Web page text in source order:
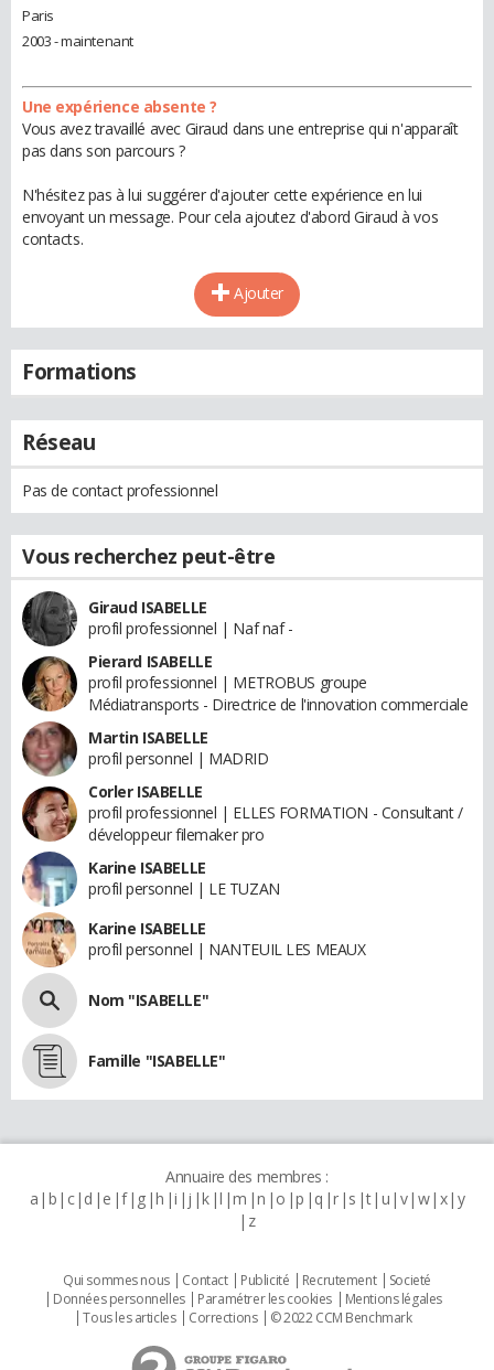
Paris
2003 - maintenant
Une expérience absente ?
Vous avez travaillé avec Giraud dans une entreprise qui n'apparaît
pas dans son parcours ?
N'hésitez pas à lui suggérer d'ajouter cette expérience en lui
envoyant un message. Pour cela ajoutez d'abord Giraud à vos
contacts.
Ajouter
Formations
Réseau
Pas de contact professionnel
Vous recherchez peut-être
Giraud ISABELLE
profil professionnel | Naf naf -
Pierard ISABELLE
profil professionnel | METROBUS groupe
Médiatransports - Directrice de l'innovation commerciale
Martin ISABELLE
profil personnel | MADRID
Corler ISABELLE
profil professionnel | ELLES FORMATION - Consultant /
développeur filemaker pro
Karine ISABELLE
profil personnel | LE TUZAN
Karine ISABELLE
profil personnel | NANTEUIL LES MEAUX
Nom "ISABELLE"
Famille "ISABELLE"
Annuaire des membres :
a b c d e f g h i j k l m n o p q r s t u v w x y
z
Qui sommes nous Contact Publicité Recrutement
Societé
Données personnelles
Paramétrer les cookies
Mentions légales
Tous les articles
Corrections © 2022 CCM Benchmark